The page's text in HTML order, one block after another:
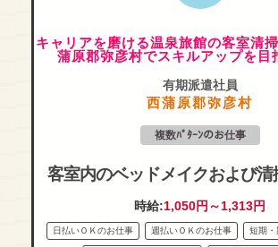
キャリアを磨ける温泉旅館の客室清
蒲原郡弥彦村でスキルアップを
有期派遣社員
西蒲原郡弥彦村
複数ﾊﾟﾀｰﾝのお仕事
客室内のベッドメイクおよび清
時給:1,050円～1,313円
日払いＯＫのお仕事 週払いＯＫのお仕事 短期・